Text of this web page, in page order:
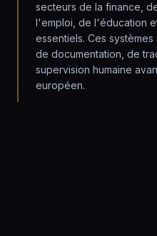
secteurs de la finance,
l'emploi, de l'éducation
essentiels. Ces
de documentation, de
supervision humaine
européen.